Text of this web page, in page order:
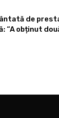
de
“A obținut